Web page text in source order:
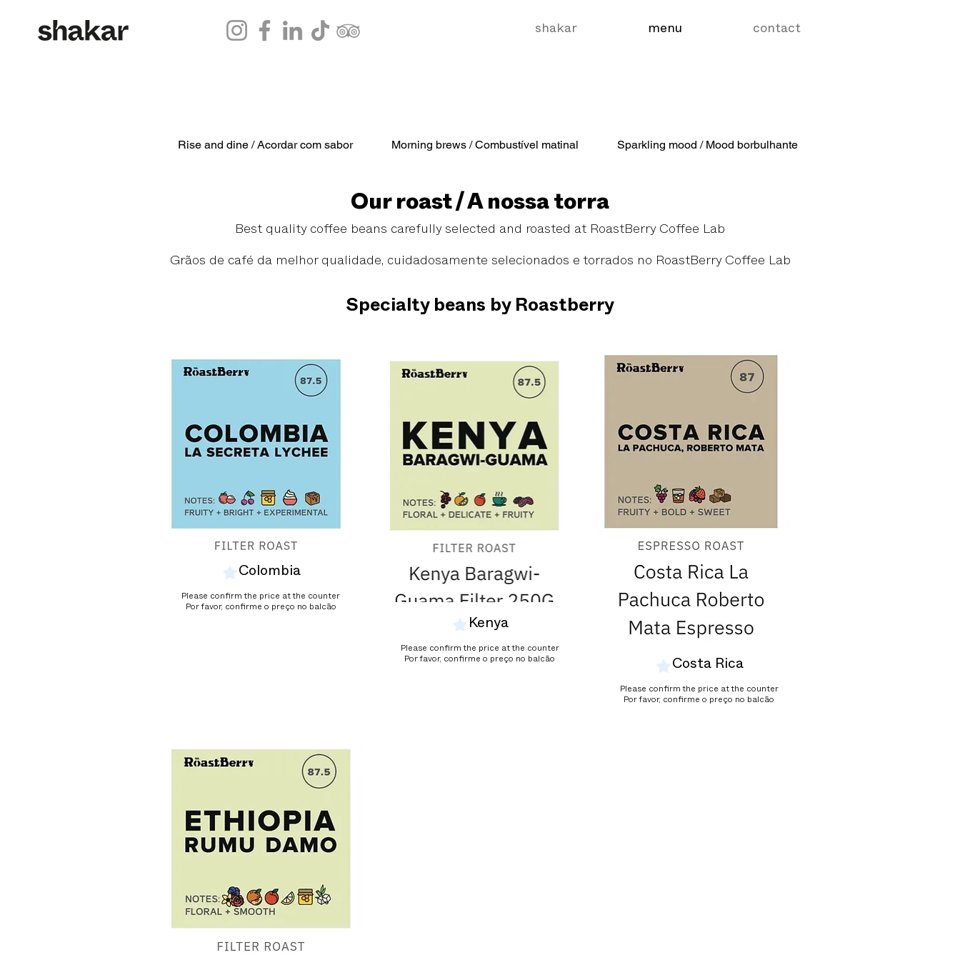
shakar menu contact
Rise and dine / Acordar com sabor Morning brews / Combustível matinal Sparkling mood / Mood borbulhante
Our roast / A nossa torra
Best quality coffee beans carefully selected and roasted at RoastBerry Coffee Lab
Grãos de café da melhor qualidade, cuidadosamente selecionados e torrados no RoastBerry Coffee Lab
Specialty beans by Roastberry
Colombia
Please confirm the price at the counter
Por favor, confirme o preço no balcão
Kenya
Please confirm the price at the counter
Por favor, confirme o preço no balcão
Costa Rica
Please confirm the price at the counter
Por favor, confirme o preço no balcão